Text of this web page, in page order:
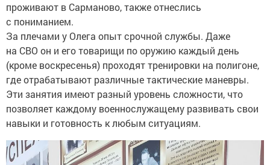
проживают в Сарманово, также отнеслись
с пониманием.
За плечами у Олега опыт срочной службы. Даже
на СВО он и его товарищи по оружию каждый день
(кроме воскресенья) проходят тренировки на полигоне,
где отрабатывают различные тактические маневры.
Эти занятия имеют разный уровень сложности, что
позволяет каждому военнослужащему развивать свои
навыки и готовность к любым ситуациям.